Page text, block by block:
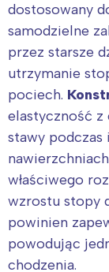
dostosowany
samodzielne
przez starsze
utrzymanie
pociech.
elastyczność
stawy podczas
właściwego
wzrostu stopy
powinien
powodując
chodzenia.